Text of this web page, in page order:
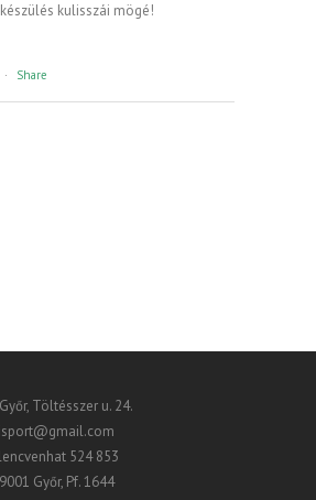
kulisszái mögé!
· Share
Töltésszer u. 24.
524 853
Győr, Pf. 1644